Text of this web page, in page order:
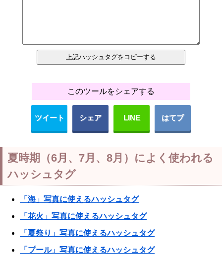
このツールをシェアする
ツイート シェア LINE はてブ
夏時期（6月、7月、8月）によく使われる
ハッシュタグ
「海」写真に使えるハッシュタグ
「花火」写真に使えるハッシュタグ
「夏祭り」写真に使えるハッシュタグ
「プール」写真に使えるハッシュタグ